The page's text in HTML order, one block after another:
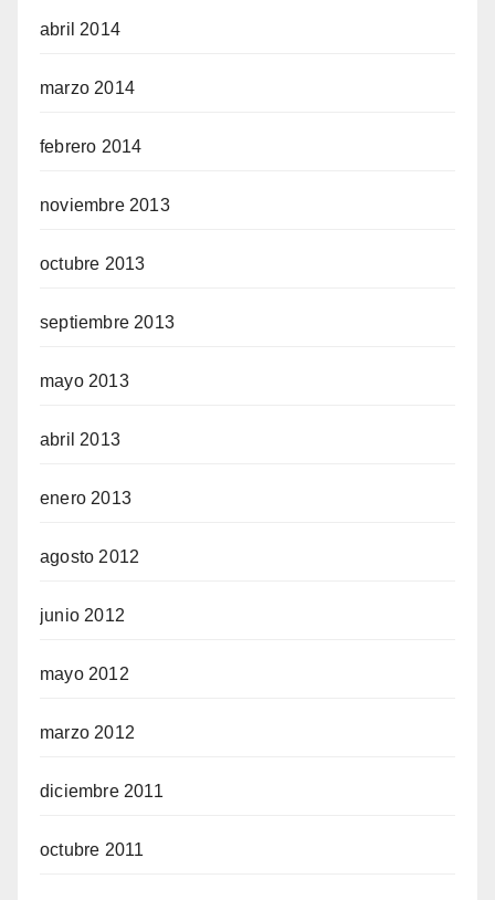
abril 2014
marzo 2014
febrero 2014
noviembre 2013
octubre 2013
septiembre 2013
mayo 2013
abril 2013
enero 2013
agosto 2012
junio 2012
mayo 2012
marzo 2012
diciembre 2011
octubre 2011